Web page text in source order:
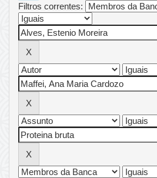
Filtros correntes: